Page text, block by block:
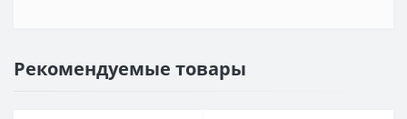
Рекомендуемые товары